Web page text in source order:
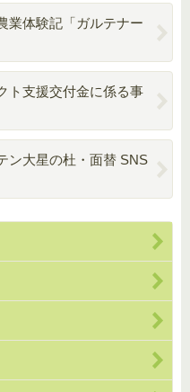
業体験記「ガルテナー
ト支援交付金に係る事
ン大星の杜・面替 SNS